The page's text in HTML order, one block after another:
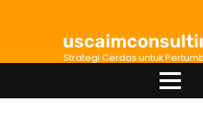
Strategi Cerdas untuk